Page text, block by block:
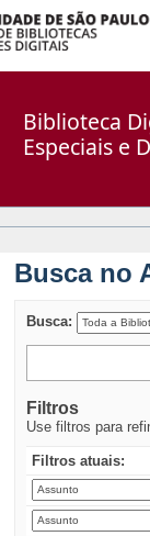
Biblioteca
Especiais e
Busca no
Busca:
Filtros
Use filtros para
Filtros atuais: